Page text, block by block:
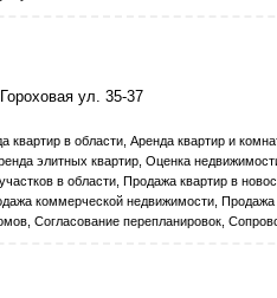
ул. 35-37
квартир в области, Аренда квартир и
элитных квартир, Оценка
в области, Продажа квартир в
коммерческой недвижимости,
Согласование перепланировок,